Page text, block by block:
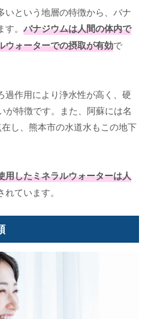
いという地層の特徴から、バナ
。 バナジウムは人間の体内で
ウォーターでの摂取が有効で
過作用により浄水性が高く、硬
が特徴です。また、阿蘇には名
し、熊本市の水道水もこの地下
用したミネラルウォーターは人
れています。